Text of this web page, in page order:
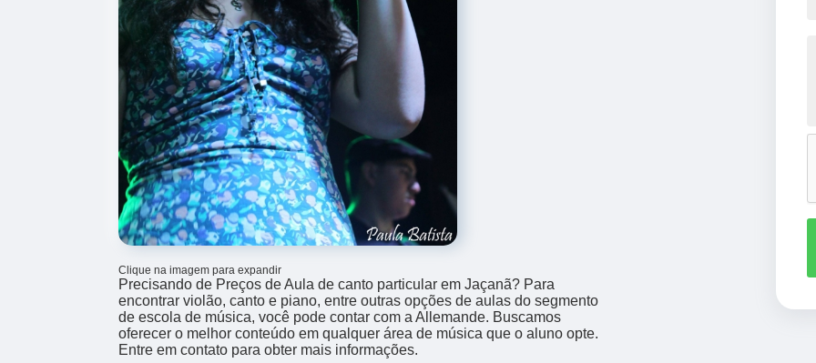
Clique na imagem para expandir
Precisando de Preços de Aula de canto particular em Jaçanã? Para
encontrar violão, canto e piano, entre outras opções de aulas do segmento
de escola de música, você pode contar com a Allemande. Buscamos
oferecer o melhor conteúdo em qualquer área de música que o aluno opte.
Entre em contato para obter mais informações.